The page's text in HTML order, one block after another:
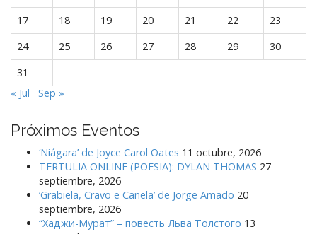
17
18 19 20 21 22
23
24
25 26 27 28 29
30
31
« Jul
Sep »
Próximos Eventos
‘Niágara’ de Joyce Carol Oates 11 octubre, 2026
TERTULIA ONLINE (POESIA): DYLAN THOMAS 27
septiembre, 2026
‘Grabiela, Cravo e Canela’ de Jorge Amado 20
septiembre, 2026
“Хаджи-Мурат” – повесть Льва Толстого 13